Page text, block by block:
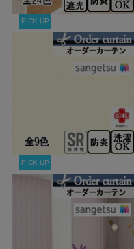
PICK UP
PICK UP